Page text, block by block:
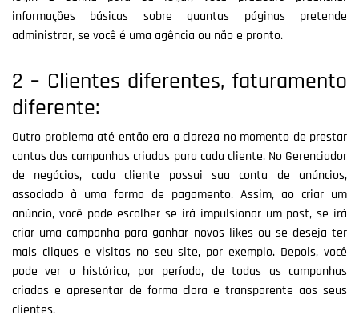
informações básicas sobre quantas páginas pretende
administrar, se você é uma agência ou não e pronto.
2 – Clientes diferentes, faturamento
diferente:
Outro problema até então era a clareza no momento de prestar
contas das campanhas criadas para cada cliente. No Gerenciador
de negócios, cada cliente possui sua conta de anúncios,
associado à uma forma de pagamento. Assim, ao criar um
anúncio, você pode escolher se irá impulsionar um post, se irá
criar uma campanha para ganhar novos likes ou se deseja ter
mais cliques e visitas no seu site, por exemplo. Depois, você
pode ver o histórico, por período, de todas as campanhas
criadas e apresentar de forma clara e transparente aos seus
clientes.